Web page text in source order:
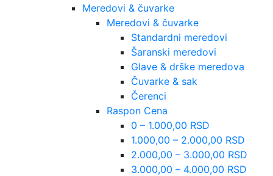
Meredovi & čuvarke
Meredovi & čuvarke
Standardni meredovi
Šaranski meredovi
Glave & drške meredova
Čuvarke & sak
Čerenci
Raspon Cena
0 – 1.000,00 RSD
1.000,00 – 2.000,00 RSD
2.000,00 – 3.000,00 RSD
3.000,00 – 4.000,00 RSD